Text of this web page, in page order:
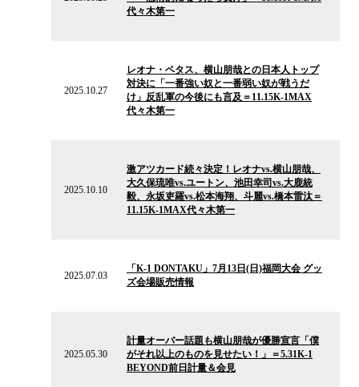
代々木第一
2025.10.27
レオナ・ペタス、横山朋哉との日本人トップ
対決に「一番強い奴と一番弱い奴が戦うだ
け」反乱軍の今後にも言及＝11.15K-1MAX
代々木第一
2025.10.10
激アツカード続々決定！レオナvs.横山朋哉、
大久保琉唯vs.ユートン、池田幸司vs.大鹿統
毅、永坂吏羅vs.松本海翔、斗麗vs.橋本雷汰＝
11.15K-1MAX代々木第一
2025.07.03
「K-1 DONTAKU」7月13日(日)福岡大会 グッ
ズ会場販売情報
2025.05.30
計量オーバー話題も横山朋哉が優勝宣言「僕
がそれ以上のものを見せたい！」＝5.31K-1
BEYOND前日計量＆会見